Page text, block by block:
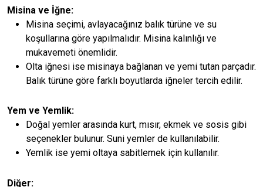
Misina ve İğne:
Misina seçimi, avlayacağınız balık türüne ve su
koşullarına göre yapılmalıdır. Misina kalınlığı ve
mukavemeti önemlidir.
Olta iğnesi ise misinaya bağlanan ve yemi tutan parçadır.
Balık türüne göre farklı boyutlarda iğneler tercih edilir.
Yem ve Yemlik:
Doğal yemler arasında kurt, mısır, ekmek ve sosis gibi
seçenekler bulunur. Suni yemler de kullanılabilir.
Yemlik ise yemi oltaya sabitlemek için kullanılır.
Diğer: